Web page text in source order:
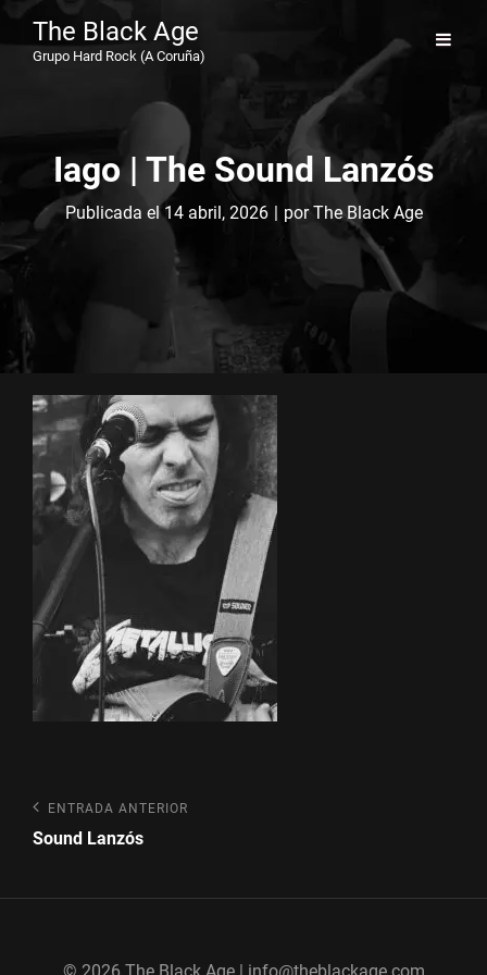
The Black Age
Grupo Hard Rock (A Coruña)
Iago | The Sound Lanzós
Publicada el14 abril, 2026 | porByline
The Black Age
Navegación
de
Entrada
anterior
ENTRADA ANTERIOR
Sound Lanzós